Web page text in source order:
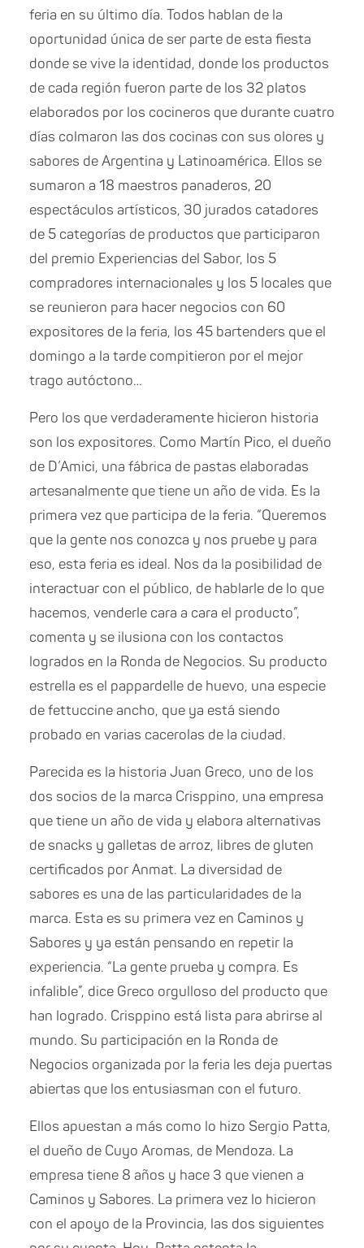
feria en su último día. Todos hablan de la
oportunidad única de ser parte de esta fiesta
donde se vive la identidad, donde los productos
de cada región fueron parte de los 32 platos
elaborados por los cocineros que durante cuatro
días colmaron las dos cocinas con sus olores y
sabores de Argentina y Latinoamérica. Ellos se
sumaron a 18 maestros panaderos, 20
espectáculos artísticos, 30 jurados catadores
de 5 categorías de productos que participaron
del premio Experiencias del Sabor, los 5
compradores internacionales y los 5 locales que
se reunieron para hacer negocios con 60
expositores de la feria, los 45 bartenders que el
domingo a la tarde compitieron por el mejor
trago autóctono…
Pero los que verdaderamente hicieron historia
son los expositores. Como Martín Pico, el dueño
de D’Amici, una fábrica de pastas elaboradas
artesanalmente que tiene un año de vida. Es la
primera vez que participa de la feria. “Queremos
que la gente nos conozca y nos pruebe y para
eso, esta feria es ideal. Nos da la posibilidad de
interactuar con el público, de hablarle de lo que
hacemos, venderle cara a cara el producto”,
comenta y se ilusiona con los contactos
logrados en la Ronda de Negocios. Su producto
estrella es el pappardelle de huevo, una especie
de fettuccine ancho, que ya está siendo
probado en varias cacerolas de la ciudad.
Parecida es la historia Juan Greco, uno de los
dos socios de la marca Crisppino, una empresa
que tiene un año de vida y elabora alternativas
de snacks y galletas de arroz, libres de gluten
certificados por Anmat. La diversidad de
sabores es una de las particularidades de la
marca. Esta es su primera vez en Caminos y
Sabores y ya están pensando en repetir la
experiencia. “La gente prueba y compra. Es
infalible”, dice Greco orgulloso del producto que
han logrado. Crisppino está lista para abrirse al
mundo. Su participación en la Ronda de
Negocios organizada por la feria les deja puertas
abiertas que los entusiasman con el futuro.
Ellos apuestan a más como lo hizo Sergio Patta,
el dueño de Cuyo Aromas, de Mendoza. La
empresa tiene 8 años y hace 3 que vienen a
Caminos y Sabores. La primera vez lo hicieron
con el apoyo de la Provincia, las dos siguientes